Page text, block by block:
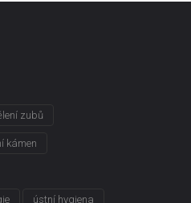
zubů
kámen
ústní hygiena